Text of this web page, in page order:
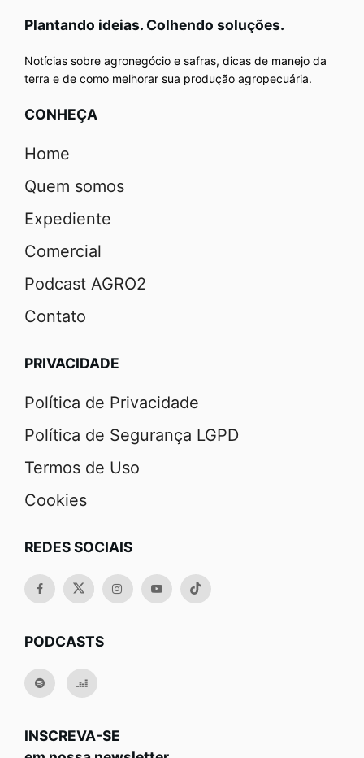
Plantando ideias. Colhendo soluções.
Notícias sobre agronegócio e safras, dicas de manejo da
terra e de como melhorar sua produção agropecuária.
CONHEÇA
Home
Quem somos
Expediente
Comercial
Podcast AGRO2
Contato
PRIVACIDADE
Política de Privacidade
Política de Segurança LGPD
Termos de Uso
Cookies
REDES SOCIAIS
PODCASTS
INSCREVA-SE